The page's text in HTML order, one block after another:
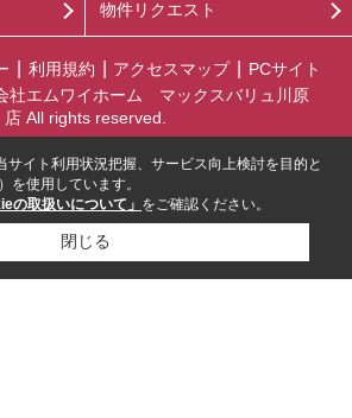
物件リクエスト
利用規約 アクセスマップ
PCサイト
社エムワイホーム マックスバリュ川原
店 All rights reserved.
サイト利用状況把握、サービス向上検討を目的と
を使用しています。
の取扱いについて」 をご確認ください。
閉じる